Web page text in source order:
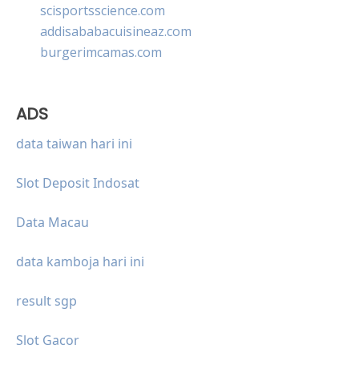
scisportsscience.com
addisababacuisineaz.com
burgerimcamas.com
ADS
data taiwan hari ini
Slot Deposit Indosat
Data Macau
data kamboja hari ini
result sgp
Slot Gacor